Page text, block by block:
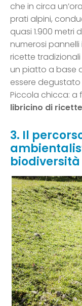
che in circa
prati alpini,
quasi 1.900 metri
numerosi
ricette tradizionali
un piatto a base
essere
Piccola chicca: a
libricino di ricette
3. Il
biodiversità